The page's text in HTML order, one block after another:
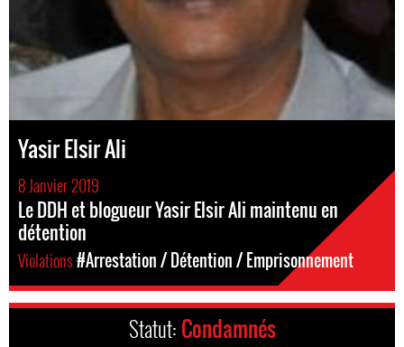
Yasir Elsir Ali
8 Janvier 2019
Le DDH et blogueur Yasir Elsir Ali maintenu en
détention
Violations#Arrestation / Détention / Emprisonnement
Statut: Condamnés